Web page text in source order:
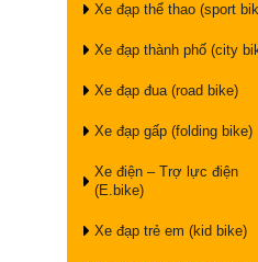
Xe đạp thể thao (sport
Xe đạp thành phố (city
Xe đạp đua (road bike)
Xe đạp gấp (folding bike)
Xe điện – Trợ lực điện
(E.bike)
Xe đạp trẻ em (kid bike)